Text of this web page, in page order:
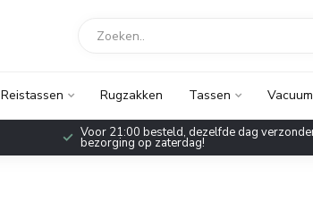
Reistassen Rugzakken Tassen
Voor 21:00 besteld, dezelfde dag
bezorging op zaterdag!